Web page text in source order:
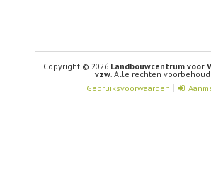
Copyright © 2026 Landbouwcentrum voor
vzw. Alle rechten
Gebruiksvoorwaarden